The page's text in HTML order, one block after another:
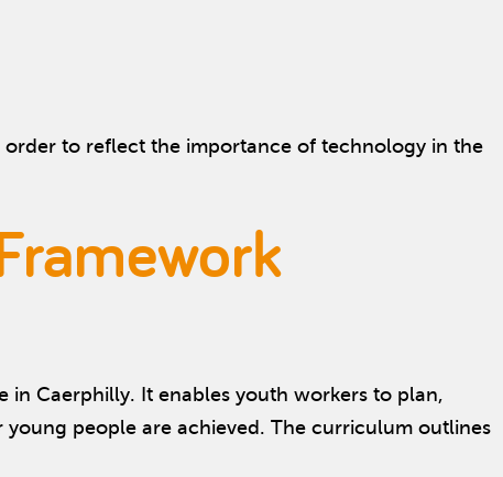
to reflect the importance of technology in the
Caerphilly. It enables youth workers to plan,
people are achieved. The curriculum outlines